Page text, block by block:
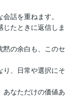
話を重ねます。
たときに返信しま
黙の余白も、このセ
り、日常や選択にそ
あなただけの価値あ